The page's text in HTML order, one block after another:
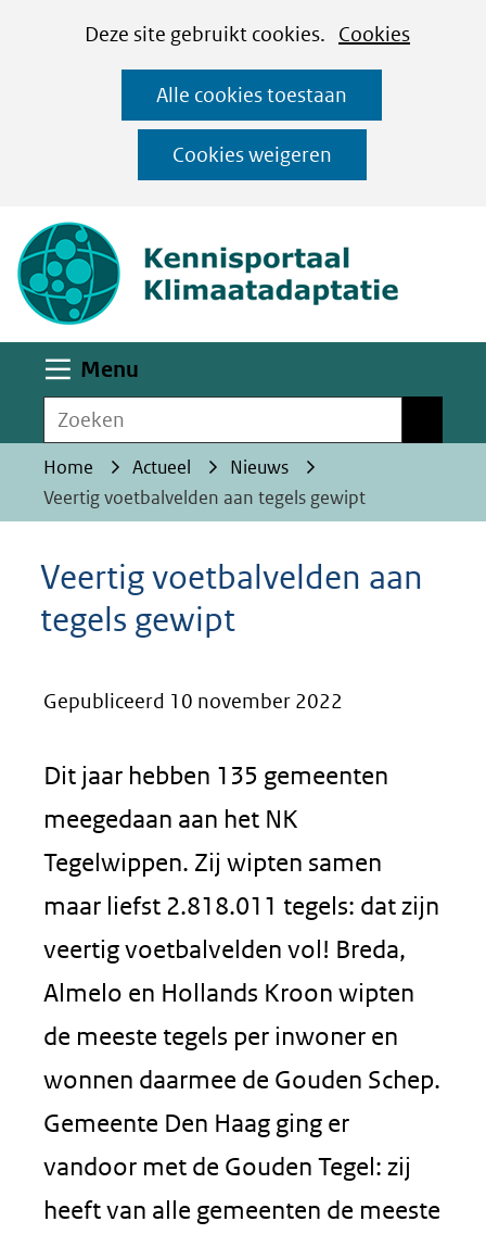
CookiesDeze site gebruikt cookies. Cookies
op
deze
website
worden
toegestaan
geweigerd.
Alle cookies toestaan
Cookies weigeren
Ga
naar
de
inhoud
Menu
Zoeken
Home Actueel
Nieuws
Veertig voetbalvelden aan tegels gewipt
Veertig voetbalvelden aan
tegels gewipt
Gepubliceerd 10 november 2022
Dit jaar hebben 135 gemeenten
meegedaan aan het NK
Tegelwippen. Zij wipten samen
maar liefst 2.818.011 tegels: dat zijn
veertig voetbalvelden vol! Breda,
Almelo en Hollands Kroon wipten
de meeste tegels per inwoner en
wonnen daarmee de Gouden Schep.
Gemeente Den Haag ging er
vandoor met de Gouden Tegel: zij
heeft van alle gemeenten de meeste